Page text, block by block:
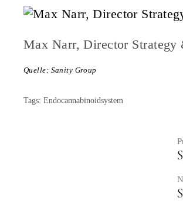
Max Narr, Director
Quelle: Sanity Group
Tags: Endocannabinoidsystem